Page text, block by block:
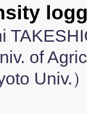
of
Univ.